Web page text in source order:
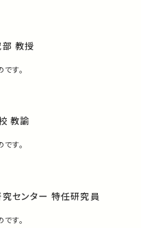
教授
す。
教諭
す。
センター 特任研究員
す。